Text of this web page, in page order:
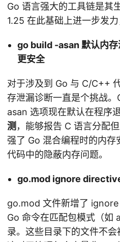
Go 语言强大的工具链是其
1.25 在此基础上进一步发力
go build -asan 默认内
更安全
对于涉及到 Go 与 C/C++
存泄漏诊断一直是个挑战
asan 选项现在默认在程序
测 ，能够报告 C 语言分配
强了 Go 混合编程时的内
代码中的隐蔽内存问题。
go.mod ignore
go.mod 文件新增了
Go 命令在匹配包模式（如
录。这些目录下的文件不会